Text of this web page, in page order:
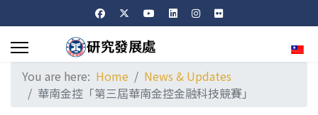
You are here: Home
News & Updates
華南金控「第三屆華南金控金融科技競賽」